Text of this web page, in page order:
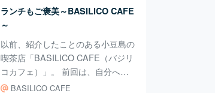
ランチもご褒美～BASILICO CAFE
～
以前、紹介したことのある小豆島の
喫茶店「BASILICO CAFE（バジリ
コカフェ）」。 前回は、自分への
ご褒美にケーキを頼んだわたしでし
BASILICO CAFE